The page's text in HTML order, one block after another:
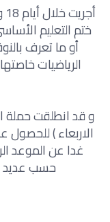
ختم التعليم
أو ما تعرف
الرياضيات
الاربعاء ) للحصول
غدا عن الموعد
حسب عديد